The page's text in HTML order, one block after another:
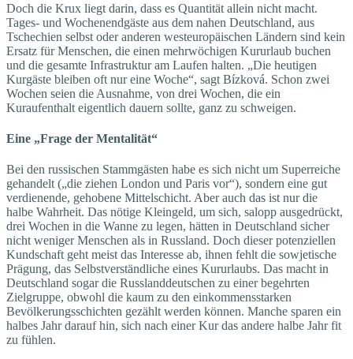
Doch die Krux liegt darin, dass es Quantität allein nicht macht.
Tages- und Wochenendgäste aus dem nahen Deutschland, aus
Tschechien selbst oder anderen westeuropäischen Ländern sind kein
Ersatz für Menschen, die einen mehrwöchigen Kururlaub buchen
und die gesamte Infrastruktur am Laufen halten. „Die heutigen
Kurgäste bleiben oft nur eine Woche“, sagt Bízková. Schon zwei
Wochen seien die Ausnahme, von drei Wochen, die ein
Kuraufenthalt eigentlich dauern sollte, ganz zu schweigen.
Eine „Frage der Mentalität“
Bei den russischen Stammgästen habe es sich nicht um Superreiche
gehandelt („die ziehen London und Paris vor“), sondern eine gut
verdienende, gehobene Mittelschicht. Aber auch das ist nur die
halbe Wahrheit. Das nötige Kleingeld, um sich, salopp ausgedrückt,
drei Wochen in die Wanne zu legen, hätten in Deutschland sicher
nicht weniger Menschen als in Russland. Doch dieser potenziellen
Kundschaft geht meist das Interesse ab, ihnen fehlt die sowjetische
Prägung, das Selbstverständliche eines Kururlaubs. Das macht in
Deutschland sogar die Russlanddeutschen zu einer begehrten
Zielgruppe, obwohl die kaum zu den einkommensstarken
Bevölkerungsschichten gezählt werden können. Manche sparen ein
halbes Jahr darauf hin, sich nach einer Kur das andere halbe Jahr fit
zu fühlen.